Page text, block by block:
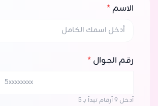
الاسم*
رقم الجوال*
أدخل 9 أرقام تبدأ بـ 5